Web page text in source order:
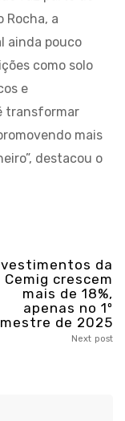
Rocha, a
ainda pouco
como solo
e
transformar
mais
destacou o
da
Cemig crescem
mais de 18%,
apenas no 1º
de 2025
Next post